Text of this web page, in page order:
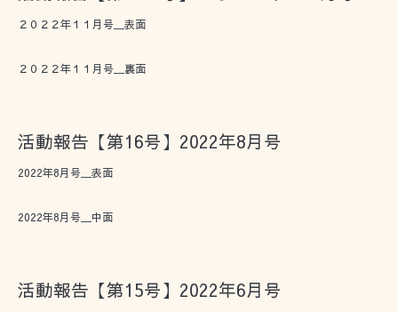
２０２２年１１月号＿表面
２０２２年１１月号＿裏面
活動報告【第16号】2022年8月号
2022年8月号＿表面
2022年8月号＿中面
活動報告【第15号】2022年6月号